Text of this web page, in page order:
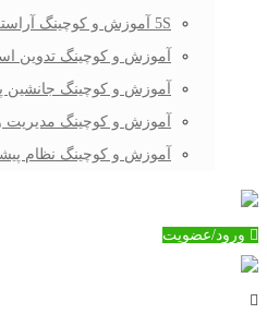
5S آموزش و کوچینگ آراستگی محیط کار
آموزش و کوچینگ تدوین
آموزش و کوچینگ جانشین
آموزش و کوچینگ مدیریت
آموزش و کوچینگ نظام
ورود/عضویت